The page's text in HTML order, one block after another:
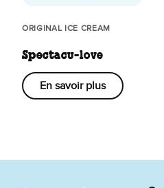
ORIGINAL ICE CREAM
Spectacu-love
En savoir plus